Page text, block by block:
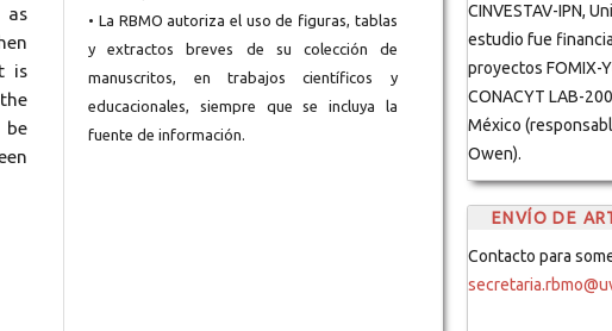
as
is
• La RBMO autoriza el uso de figuras, tablas
y extractos breves de su colección de
manuscritos, en trabajos científicos y
educacionales, siempre que se incluya la
fuente de información.
CINVESTAV-IPN,
estudio fue
proyectos FOMIX-
CONACYT LAB-
México
Owen).
ENVÍO DE
Contacto para